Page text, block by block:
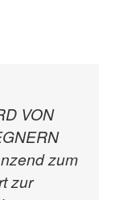
VON
zum
zur